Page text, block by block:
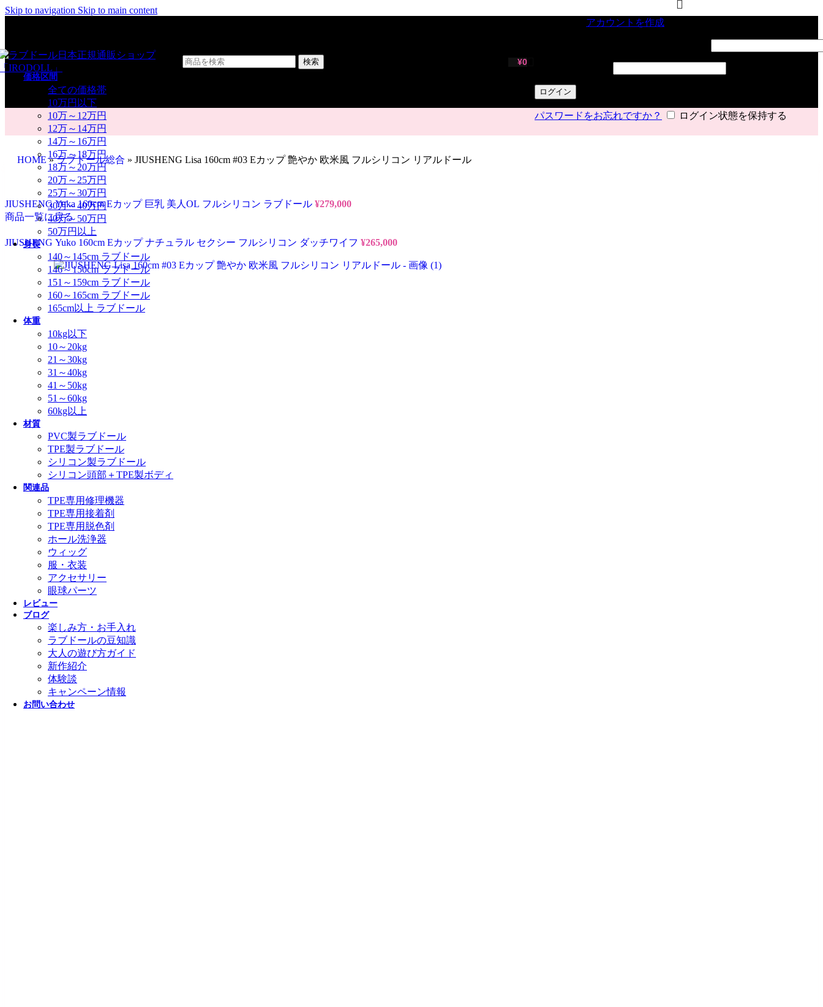
Skip to navigation Skip to main content
検索 ¥0
アカウントを作成
ログイン
パスワードをお忘れですか？ ログイン状態を保持する
価格区間
全ての価格帯
10万円以下
10万～12万円
12万～14万円
14万～16万円
16万～18万円
18万～20万円
20万～25万円
25万～30万円
30万～40万円
40万～50万円
50万円以上
身長
140～145cm ラブドール
146～150cm ラブドール
151～159cm ラブドール
160～165cm ラブドール
165cm以上 ラブドール
体重
10kg以下
10～20kg
21～30kg
31～40kg
41～50kg
51～60kg
60kg以上
材質
PVC製ラブドール
TPE製ラブドール
シリコン製ラブドール
シリコン頭部＋TPE製ボディ
関連品
TPE専用修理機器
TPE専用接着剤
TPE専用脱色剤
ホール洗浄器
ウィッグ
服・衣装
アクセサリー
眼球パーツ
レビュー
ブログ
楽しみ方・お手入れ
ラブドールの豆知識
大人の遊び方ガイド
新作紹介
体験談
キャンペーン情報
お問い合わせ
HOME»ラブドール総合 » JIUSHENG Lisa 160cm #03 Eカップ 艶やか 欧米風 フルシリコン リアルドール
JIUSHENG Yuka 160cm Eカップ 巨乳 美人OL フルシリコン ラブドール ¥279,000
商品一覧に戻る
JIUSHENG Yuko 160cm Eカップ ナチュラル セクシー フルシリコン ダッチワイフ ¥265,000